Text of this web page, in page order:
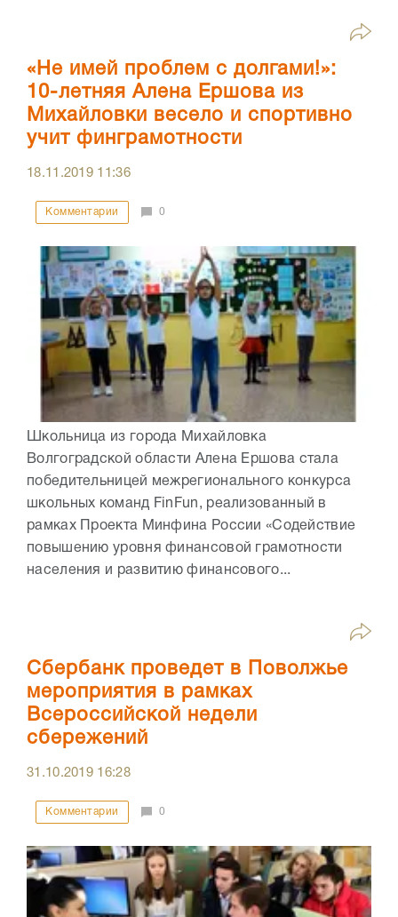
«Не имей проблем с долгами!»:
10-летняя Алена Ершова из
Михайловки весело и спортивно
учит финграмотности
18.11.2019 11:36
Комментарии 0
Школьница из города Михайловка
Волгоградской области Алена Ершова стала
победительницей межрегионального конкурса
школьных команд FinFun, реализованный в
рамках Проекта Минфина России «Содействие
повышению уровня финансовой грамотности
населения и развитию финансового...
Сбербанк проведет в Поволжье
мероприятия в рамках
Всероссийской недели
сбережений
31.10.2019 16:28
Комментарии 0